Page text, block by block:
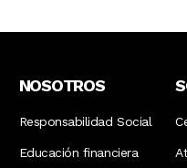
NOSOTROS
Responsabilidad Social
Educación financiera